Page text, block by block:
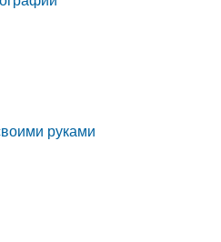
руками